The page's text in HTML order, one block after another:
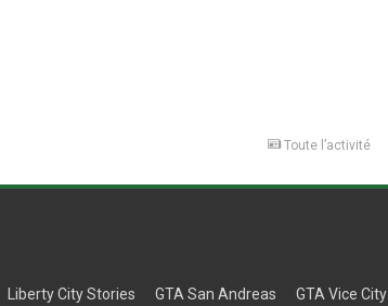
Toute l’activité
Liberty City Stories GTA San Andreas GTA Vice City